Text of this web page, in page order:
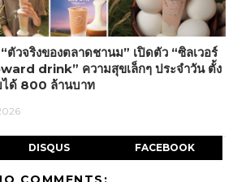
ตัวจริงของตลาดชานม” เปิดตัว “ซิลเวอร์
drink” ความสุขเล็กๆ ประจำวัน ตั้ง
ได้ 800 ล้านบาท
DISQUS FACEBOOK